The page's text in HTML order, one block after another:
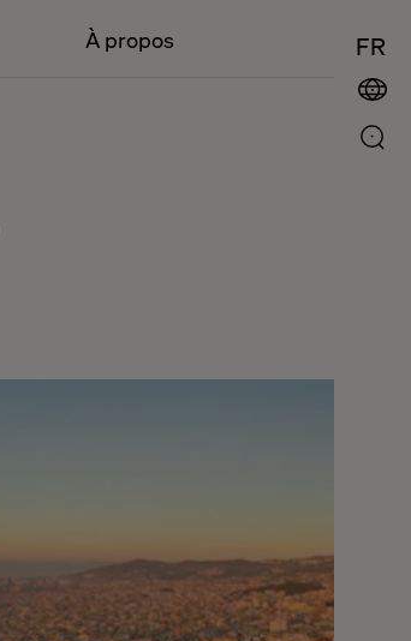
À propos FR